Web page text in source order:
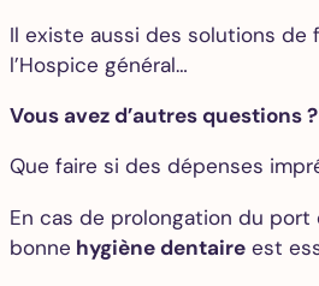
Il existe aussi des solutions de
l’Hospice général…
Vous avez d’autres questions ?
Que faire si des dépenses
En cas de prolongation du
bonne hygiène dentaire est